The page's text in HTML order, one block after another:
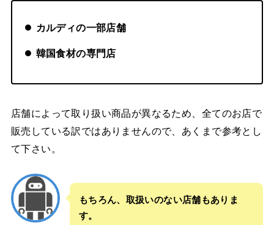
カルディの一部店舗
韓国食材の専門店
店舗によって取り扱い商品が異なるため、全てのお店で
販売している訳ではありませんので、あくまで参考とし
て下さい。
もちろん、取扱いのない店舗もありま
す。